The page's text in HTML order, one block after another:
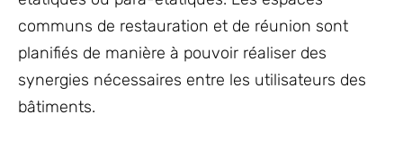
communs de restauration et de réunion sont
planifiés de manière à pouvoir réaliser des
synergies nécessaires entre les utilisateurs des
bâtiments.